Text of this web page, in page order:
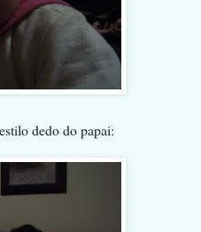
dedo do papai: